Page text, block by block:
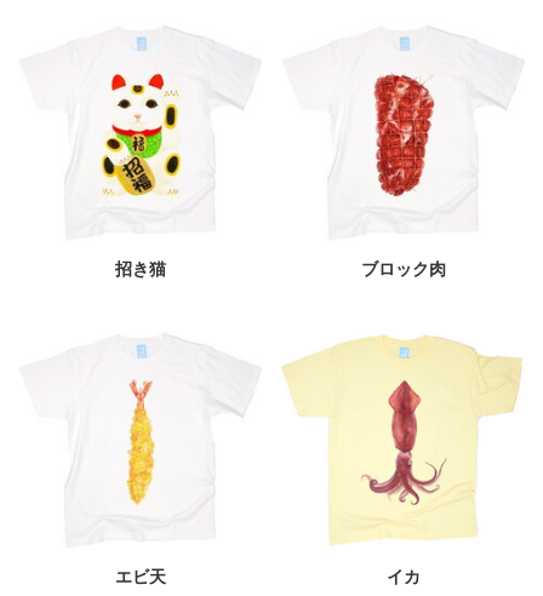
招き猫 ブロック肉
エビ天 イカ